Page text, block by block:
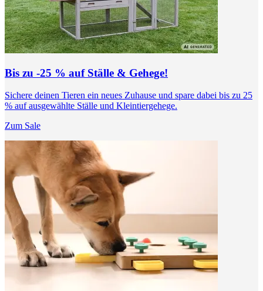
Bis zu -25 % auf Ställe & Gehege!
Sichere deinen Tieren ein neues Zuhause und spare dabei bis zu 25
% auf ausgewählte Ställe und Kleintiergehege.
Zum Sale